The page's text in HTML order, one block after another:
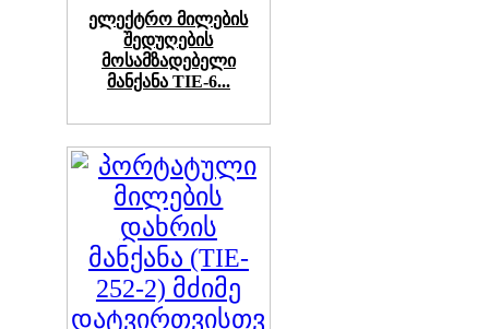
ელექტრო მილების
შედუღების
მოსამზადებელი
მანქანა TIE-6...